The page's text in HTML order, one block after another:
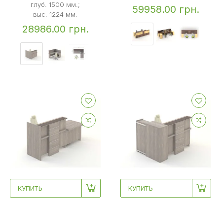
глуб. 1500 мм.;
выс. 1224 мм.
28986.00 грн.
59958.00 грн.
КУПИТЬ КУПИТЬ